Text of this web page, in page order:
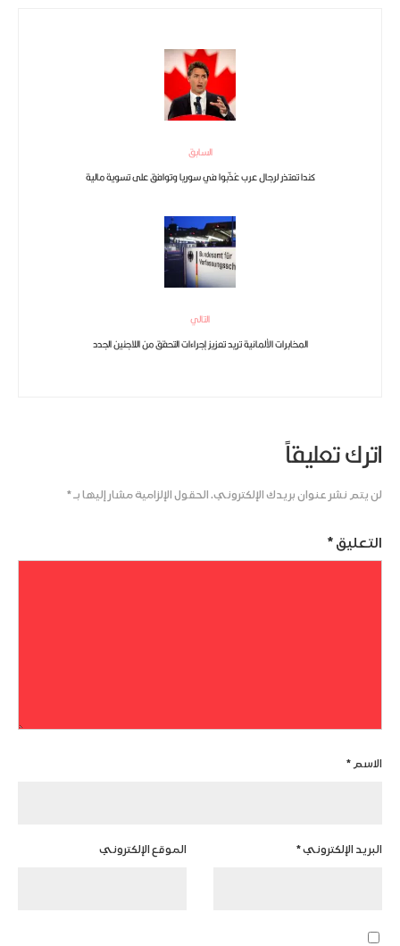
السابق
كندا تعتذر لرجال عرب عُذّبوا في سوريا وتوافق على تسوية مالية
التالي
المخابرات الألمانية تريد تعزيز إجراءات التحقق من اللاجئين الجدد
اترك تعليقاً
لن يتم نشر عنوان بريدك الإلكتروني. الحقول الإلزامية مشار إليها بـ*
التعليق *
الاسم *
البريد الإلكتروني* الموقع الإلكتروني